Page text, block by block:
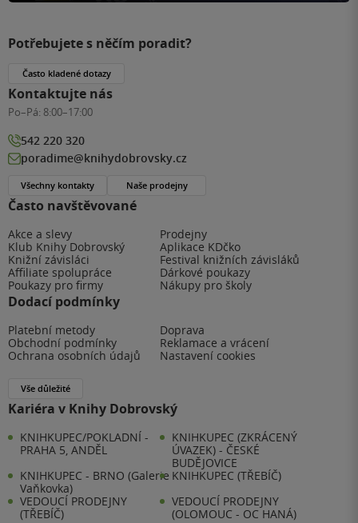
Často navštěvované
Akce a slevy
Prodejny
Klub Knihy Dobrovský
Aplikace KDčko
Knižní závisláci
Festival knižních závisláků
Affiliate spolupráce
Dárkové poukazy
Poukazy pro firmy
Nákupy pro školy
Dodací podmínky
Platební metody
Doprava
Obchodní podmínky
Reklamace a vrácení
Ochrana osobních údajů
Nastavení cookies
Vše důležité
Kariéra v Knihy Dobrovský
KNIHKUPEC/POKLADNÍ -
PRAHA 5, ANDĚL
KNIHKUPEC (ZKRÁCENÝ
ÚVAZEK) - ČESKÉ
BUDĚJOVICE
KNIHKUPEC - BRNO (Galerie
Vaňkovka)
KNIHKUPEC (TŘEBÍČ)
VEDOUCÍ PRODEJNY
(TŘEBÍČ)
VEDOUCÍ PRODEJNY
(OLOMOUC - OC HANÁ)
Potřebujete s něčím poradit?
Často kladené dotazy
Kontaktujte nás
Po–Pá: 8:00–17:00
542 220 320
poradime@knihydobrovsky.cz
Všechny kontakty Naše prodejny